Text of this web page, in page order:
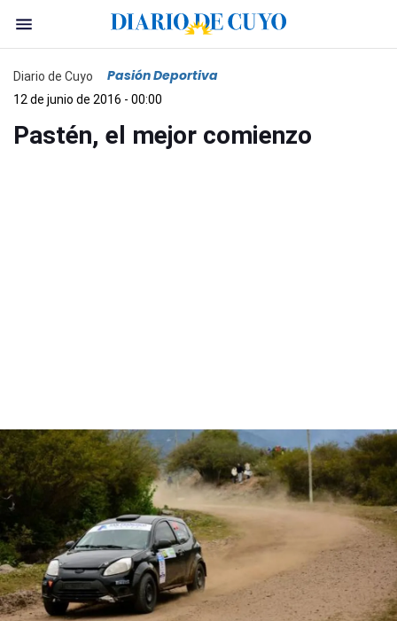
Diario de Cuyo Pasión Deportiva
12 de junio de 2016 - 00:00
Pastén, el mejor comienzo